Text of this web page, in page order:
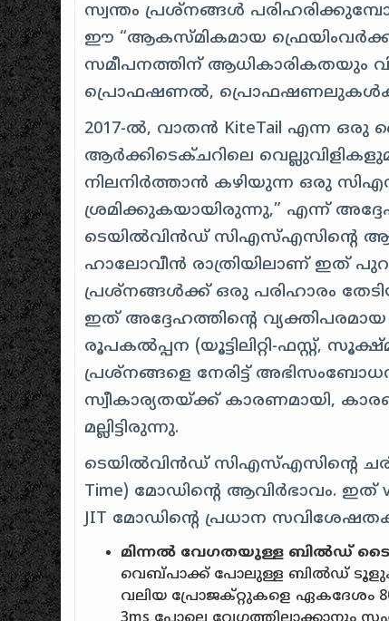
സ്വന്തം പ്രശ്നങ്ങൾ
ഈ “ആകസ്മികമായ ഫ്രെയിംവർക്ക്”
സമീപനത്തിന് ആധികാരികതയും
പ്രൊഫഷണൽ,
2017-ൽ, വാതൻ KiteTail എന്ന
ആർക്കിടെക്ചറിലെ
നിലനിർത്താൻ കഴിയുന്ന ഒരു
ശ്രമിക്കുകയായിരുന്നു,” എന്ന്
ടെയിൽ‌വിൻഡ് സി‌എസ്‌എസിന്റെ
ഹാലോവീൻ രാത്രിയിലാണ് ഇത്
പ്രശ്നങ്ങൾക്ക് ഒരു പരിഹാരം
ഇത് അദ്ദേഹത്തിന്റെ
രൂപകൽപ്പന (യൂട്ടിലിറ്റി-ഫസ്റ്റ്,
പ്രശ്നങ്ങളെ നേരിട്ട്
സ്വീകാര്യതയ്ക്ക് കാരണമായി,
മല്ലിട്ടിരുന്നു.
ടെയിൽ‌വിൻഡ് സി‌എസ്‌എസിന്റെ
Time) മോഡിന്റെ ആവിർഭാവം. ഇത്
JIT മോഡിന്റെ പ്രധാന
മിന്നൽ വേഗതയുള്ള ബിൽഡ്
വെബ്‌പാക്ക് പോലുള്ള ബിൽഡ്
വലിയ പ്രോജക്റ്റുകളെ ഏകദേശം